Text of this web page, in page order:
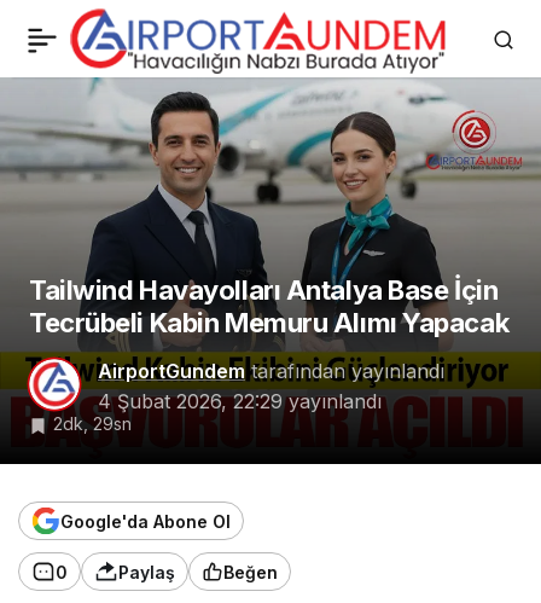
Tailwind Havayolları Antalya Base İçin
Tecrübeli Kabin Memuru Alımı Yapacak
AirportGundem tarafından yayınlandı
4 Şubat 2026, 22:29yayınlandı
2dk, 29sn
Google'da Abone Ol
0 Paylaş Beğen
Tailwind Kabin Ekibini
Güçlendiriyor:
Başvurular Açıldı